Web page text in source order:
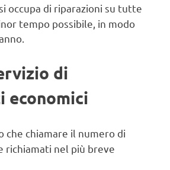
occupa di riparazioni su tutte
tempo possibile, in modo
di
economici
chiamare il numero di
richiamati nel più breve